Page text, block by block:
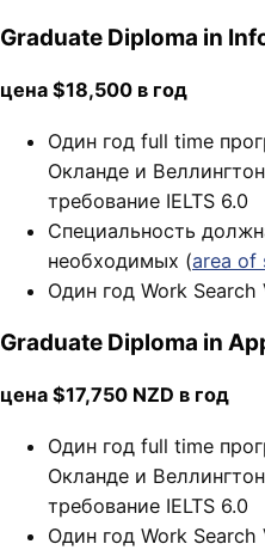
Graduate Diploma in
цена $18,500 в год
Один год full time
Окланде и
требование IELTS 6.0
Специальность
необходимых (area of
Один год Work Search
Graduate Diploma in
цена $17,750 NZD в год
Один год full time
Окланде и
требование IELTS 6.0
Один год Work Search